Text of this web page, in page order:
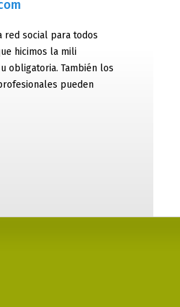
red social para todos
hicimos la mili
obligatoria. También los
pueden